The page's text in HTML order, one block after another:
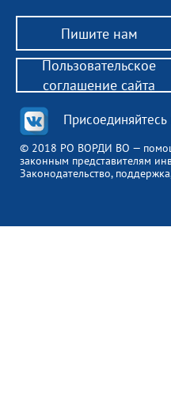
Пишите нам
© 2018 РО ВОРДИ ВО —
законным представителям
Законодательство,
Пользовательское
соглашение сайта